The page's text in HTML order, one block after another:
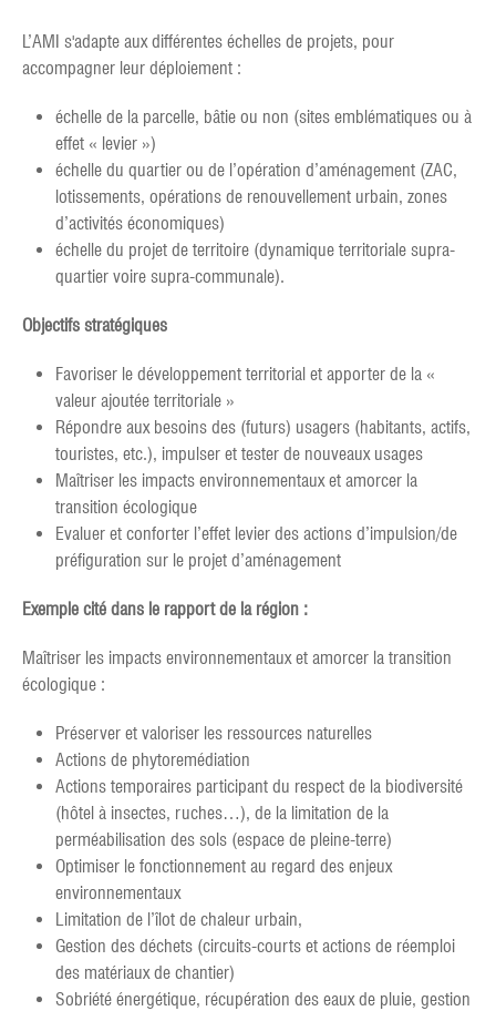
L’AMI s'adapte aux différentes échelles de projets, pour
accompagner leur déploiement :
échelle de la parcelle, bâtie ou non (sites emblématiques ou à
effet « levier »)
échelle du quartier ou de l’opération d’aménagement (ZAC,
lotissements, opérations de renouvellement urbain, zones
d’activités économiques)
échelle du projet de territoire (dynamique territoriale supra-
quartier voire supra-communale).
Objectifs stratégiques
Favoriser le développement territorial et apporter de la «
valeur ajoutée territoriale »
Répondre aux besoins des (futurs) usagers (habitants, actifs,
touristes, etc.), impulser et tester de nouveaux usages
Maîtriser les impacts environnementaux et amorcer la
transition écologique
Evaluer et conforter l’effet levier des actions d’impulsion/de
préfiguration sur le projet d’aménagement
Exemple cité dans le rapport de la région :
Maîtriser les impacts environnementaux et amorcer la transition
écologique :
Préserver et valoriser les ressources naturelles
Actions de phytoremédiation
Actions temporaires participant du respect de la biodiversité
(hôtel à insectes, ruches…), de la limitation de la
perméabilisation des sols (espace de pleine-terre)
Optimiser le fonctionnement au regard des enjeux
environnementaux
Limitation de l’îlot de chaleur urbain,
Gestion des déchets (circuits-courts et actions de réemploi
des matériaux de chantier)
Sobriété énergétique, récupération des eaux de pluie, gestion